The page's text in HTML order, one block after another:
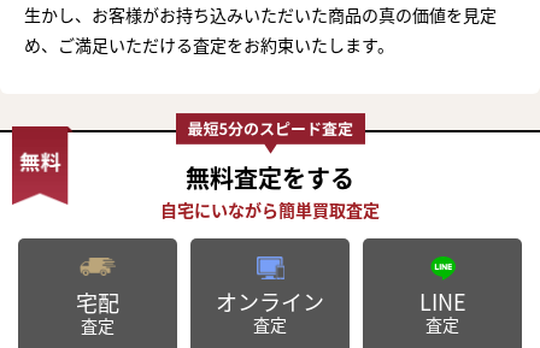
生かし、お客様がお持ち込みいただいた商品の真の価値を見定
め、ご満足いただける査定をお約束いたします。
無料査定をする
宅配
査定
オンライン
査定
LINE
査定